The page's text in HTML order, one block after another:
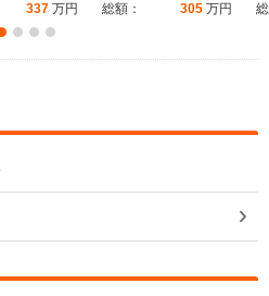
337 万円
総額：
305 万円